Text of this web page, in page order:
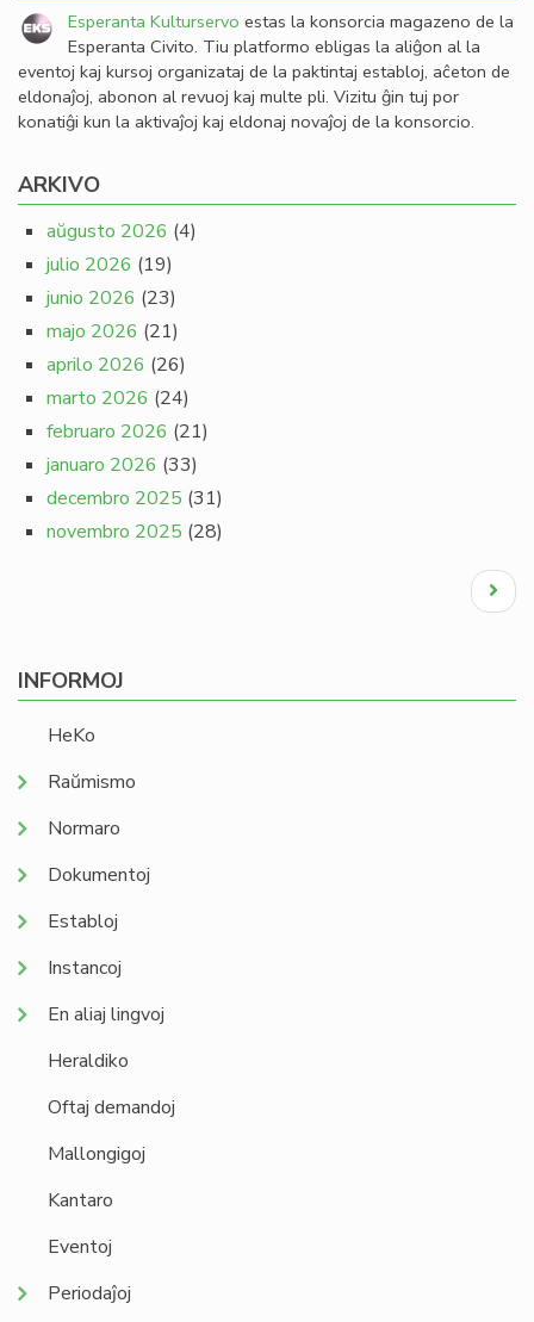
Esperanta Kulturservo estas la konsorcia magazeno de la
Esperanta Civito. Tiu platformo ebligas la aliĝon al la
eventoj kaj kursoj organizataj de la paktintaj establoj, aĉeton de
eldonaĵoj, abonon al revuoj kaj multe pli. Vizitu ĝin tuj por
konatiĝi kun la aktivaĵoj kaj eldonaj novaĵoj de la konsorcio.
ARKIVO
aŭgusto 2026 (4)
julio 2026 (19)
junio 2026 (23)
majo 2026 (21)
aprilo 2026 (26)
marto 2026 (24)
februaro 2026 (21)
januaro 2026 (33)
decembro 2025 (31)
novembro 2025 (28)
Next
page
INFORMOJ
HeKo
Raŭmismo
Normaro
Dokumentoj
Establoj
Instancoj
En aliaj lingvoj
Heraldiko
Oftaj demandoj
Mallongigoj
Kantaro
Eventoj
Periodaĵoj